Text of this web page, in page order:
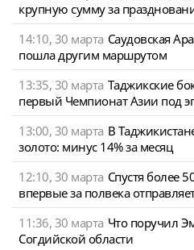
крупную сумму за
14:10, 30 марта Саудовская
пошла другим маршрутом
13:35, 30 марта Таджикские
первый Чемпионат Азии под
13:00, 30 марта В
золото: минус 14% за месяц
12:10, 30 марта Спустя более
впервые за полвека
11:36, 30 марта Что поручил
Согдийской области